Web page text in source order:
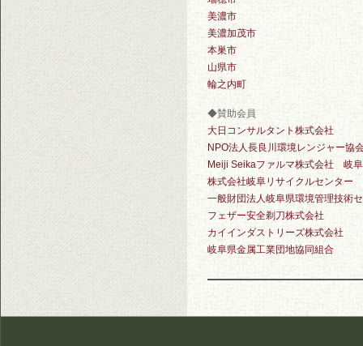
美濃市
美濃加茂市
本巣市
山県市
輪之内町
◆賛助会員
大日コンサルタント株式会社
NPO法人長良川環境レンジャー協
Meiji Seikaファルマ株式会社 岐
株式会社岐阜リサイクルセンター
一般財団法人岐阜県環境管理技術
フェザー安全剃刀株式会社
カイインダストリーズ株式会社
岐阜県金属工業団地協同組合